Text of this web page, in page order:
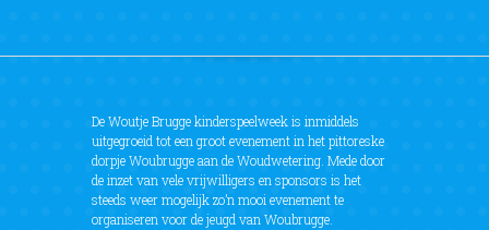
De Woutje Brugge kinderspeelweek is inmiddels
uitgegroeid tot een groot evenement in het pittoreske
dorpje Woubrugge aan de Woudwetering. Mede door
de inzet van vele vrijwilligers en sponsors is het
steeds weer mogelijk zo’n mooi evenement te
organiseren voor de jeugd van Woubrugge.